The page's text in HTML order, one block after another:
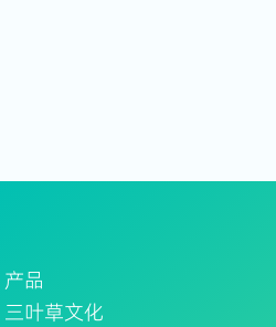
产品
三叶草文化